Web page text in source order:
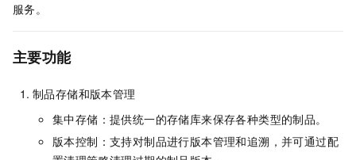
服务。
主要功能
制品存储和版本管理
集中存储：提供统一的存储库来保存各种类型的制品。
版本控制：支持对制品进行版本管理和追溯，并可通过配